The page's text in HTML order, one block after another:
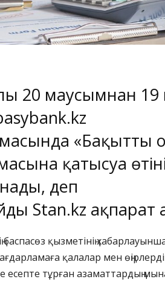
20 маусымнан 19
«Бақытты
қатысуға
деп
Stan.kz ақпарат
баспасөз қызметінің
қалалар мен
есепте тұрған азаматтардың